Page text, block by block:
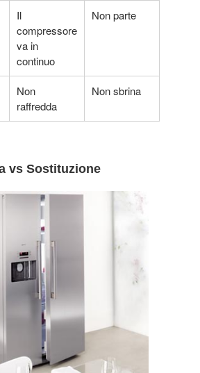
Il
compressore
va in
continuo
Non parte
Non
raffredda
Non sbrina
vs Sostituzione